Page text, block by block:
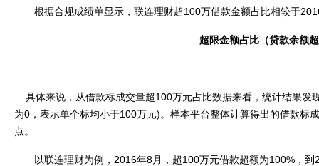
根据合规成绩单显示，联连理财超100万借款金额占比相较于
超限金额占比（贷款余额超
具体来说，从借款标成交量超100万元占比数据来看，统计结果发
为0，表示单个标均小于100万元)。样本平台整体计算得出的借款标
点。
以联连理财为例， 2016年8月，超100万元借款超额为100%，到